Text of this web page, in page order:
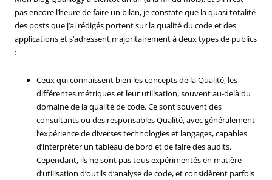
pas encore l’heure de faire un bilan, je constate que la quasi totalité
des posts que j’ai rédigés portent sur la qualité du code et des
applications et s’adressent majoritairement à deux types de publics
:
Ceux qui connaissent bien les concepts de la Qualité, les
différentes métriques et leur utilisation, souvent au-delà du
domaine de la qualité de code. Ce sont souvent des
consultants ou des responsables Qualité, avec généralement
l’expérience de diverses technologies et langages, capables
d’interpréter un tableau de bord et de faire des audits.
Cependant, ils ne sont pas tous expérimentés en matière
d’utilisation d’outils d’analyse de code, et considèrent parfois